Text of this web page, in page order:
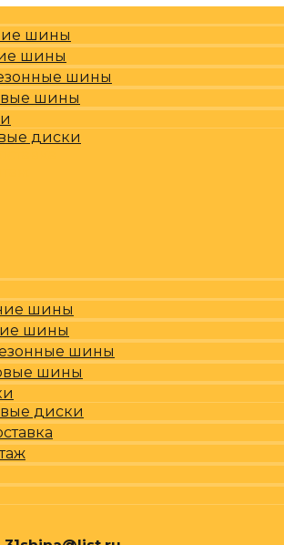
шины
шины
шины
шины
диски
шины
шины
шины
шины
диски